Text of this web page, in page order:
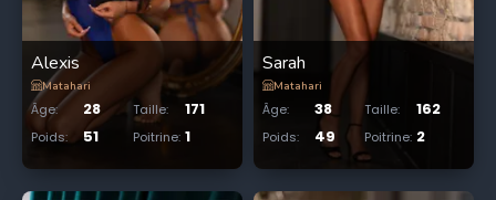
Alexis
Matahari
Âge: 28 Taille: 171
Poids: 51 Poitrine: 1
Sarah
Matahari
Âge: 38 Taille: 162
Poids: 49 Poitrine: 2